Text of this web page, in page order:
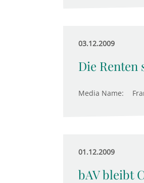
03.12.2009
Die
Media Name:
01.12.2009
bAV bleibt